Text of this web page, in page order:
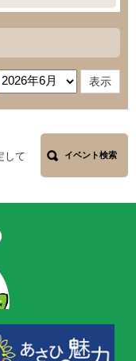
して
イベント検索